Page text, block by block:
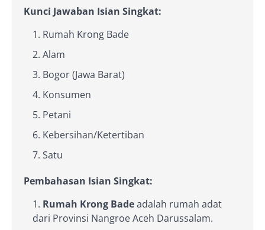
Kunci Jawaban Isian Singkat:
Rumah Krong Bade
Alam
Bogor (Jawa Barat)
Konsumen
Petani
Kebersihan/Ketertiban
Satu
Pembahasan Isian Singkat:
Rumah Krong Badeadalah rumah adat
dari Provinsi Nangroe Aceh Darussalam.